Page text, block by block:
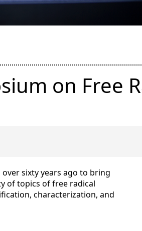
on Free
sixty years ago to bring
of topics of free radical
characterization, and